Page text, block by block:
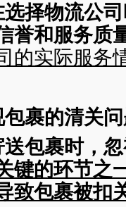
选择物流公
誉和服务质
的实际服务
裹的清关
包裹时，
键的环节之
致包裹被扣